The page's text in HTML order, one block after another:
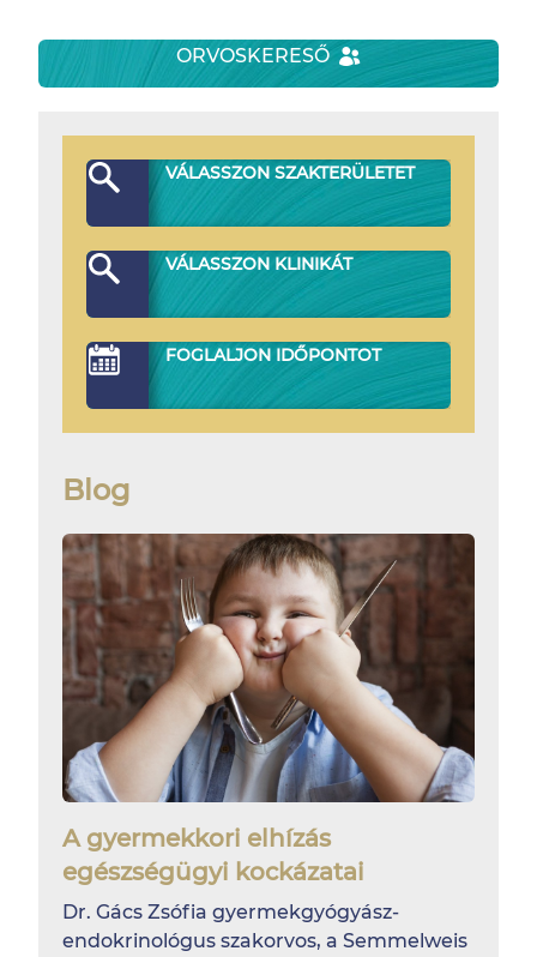
ORVOSKERESŐ
VÁLASSZON SZAKTERÜLETET
VÁLASSZON KLINIKÁT
FOGLALJON IDŐPONTOT
Blog
A gyermekkori elhízás
egészségügyi kockázatai
Dr. Gács Zsófia gyermekgyógyász-
endokrinológus szakorvos, a Semmelweis